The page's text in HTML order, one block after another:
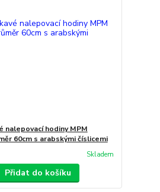
nalepovací hodiny MPM
60cm s arabskými číslicemi
Skladem
Přidat do košíku